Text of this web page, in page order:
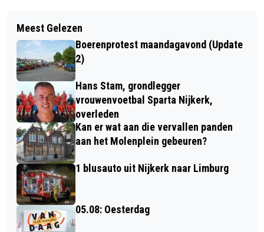
RONDLEIDING AZC
NIJVERHEIDSSTRAAT (VIDEO)
NAAM PRO21 TER DISCUSSIE IN JUNI
Meest Gelezen
Boerenprotest maandagavond (Update
2)
Hans Stam, grondlegger
vrouwenvoetbal Sparta Nijkerk,
overleden
Kan er wat aan die vervallen panden
aan het Molenplein gebeuren?
1 blusauto uit Nijkerk naar Limburg
05.08: Oesterdag